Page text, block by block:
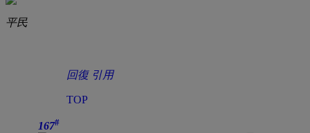
平民
回復 引用
TOP
167#